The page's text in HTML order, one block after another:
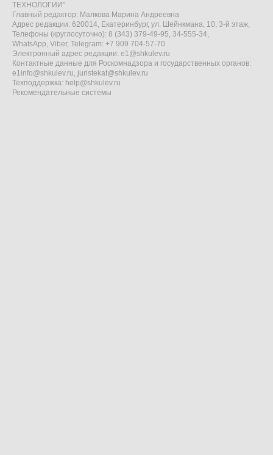
ТЕХНОЛОГИИ"
Главный редактор: Малкова Марина Андреевна
Адрес редакции: 620014, Екатеринбург, ул. Шейнкмана, 10, 3-й этаж,
Телефоны (круглосуточно): 8 (343) 379-49-95, 34-555-34,
WhatsApp, Viber, Telegram: +7 909 704-57-70
Электронный адрес редакции: e1@shkulev.ru
Контактные данные для Роскомнадзора и государственных органов:
e1info@shkulev.ru, juristekat@shkulev.ru
Техподдержка: help@shkulev.ru
Рекомендательные системы